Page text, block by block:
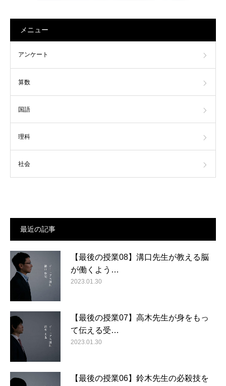
メニュー
アンケート
算数
国語
理科
社会
最近の記事
【最後の授業08】溝口先生が教える脳
が働くよう…
2023.01.30
【最後の授業07】高木先生が身をもっ
て伝える受…
2023.01.30
【最後の授業06】鈴木先生の必殺技を